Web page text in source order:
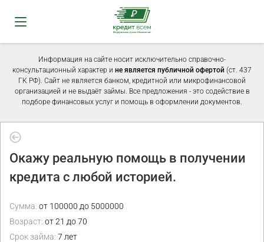
Информация на сайте носит исключительно справочно-
консультационный характер и не является публичной офертой (ст. 437
ГК РФ). Сайт не является банком, кредитной или микрофинансовой
организацией и не выдаёт займы. Все предложения - это содействие в
подборе финансовых услуг и помощь в оформлении документов.
Окажу реальную помощь в получении
кредита с любой историей.
Сумма: от 100000 до 5000000
Возраст: от 21 до 70
Срок займа: 7 лет